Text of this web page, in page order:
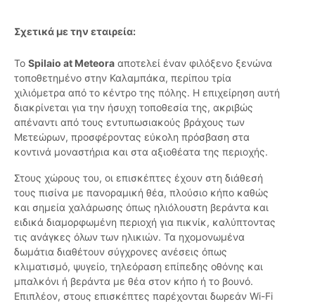
Σχετικά με την εταιρεία:
Το Spilaio at Meteora αποτελεί έναν φιλόξενο ξενώνα
τοποθετημένο στην Καλαμπάκα, περίπου τρία
χιλιόμετρα από το κέντρο της πόλης. Η επιχείρηση αυτή
διακρίνεται για την ήσυχη τοποθεσία της, ακριβώς
απέναντι από τους εντυπωσιακούς βράχους των
Μετεώρων, προσφέροντας εύκολη πρόσβαση στα
κοντινά μοναστήρια και στα αξιοθέατα της περιοχής.
Στους χώρους του, οι επισκέπτες έχουν στη διάθεσή
τους πισίνα με πανοραμική θέα, πλούσιο κήπο καθώς
και σημεία χαλάρωσης όπως ηλιόλουστη βεράντα και
ειδικά διαμορφωμένη περιοχή για πικνίκ, καλύπτοντας
τις ανάγκες όλων των ηλικιών. Τα ηχομονωμένα
δωμάτια διαθέτουν σύγχρονες ανέσεις όπως
κλιματισμό, ψυγείο, τηλεόραση επίπεδης οθόνης και
μπαλκόνι ή βεράντα με θέα στον κήπο ή το βουνό.
Επιπλέον, στους επισκέπτες παρέχονται δωρεάν Wi-Fi